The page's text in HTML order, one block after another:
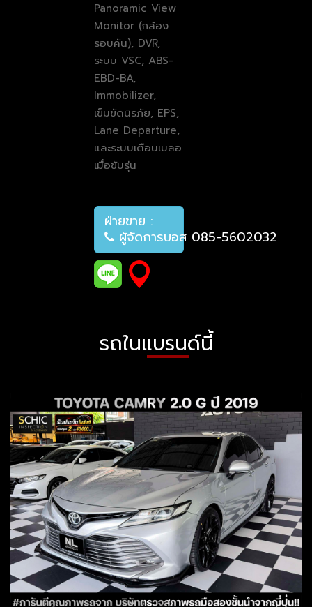
Panoramic View
Monitor (กล้อง
รอบคัน), DVR,
ระบบ VSC, ABS-
EBD-BA,
Immobilizer,
เข็มขัดนิรภัย, EPS,
Lane Departure,
และระบบเตือนเบลอ
เมื่อขับรุ่น
ฝ่ายขาย :
ผู้จัดการบอส 085-5602032
รถในแบรนด์นี้